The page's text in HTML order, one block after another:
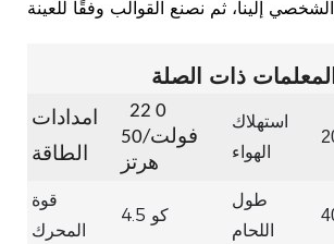
الشخصي إلينا، ثم نصنع القوالب وفقًا للعينة
المعلمات ذات الصلة
امدادات
الطاقة
22 0
فولت/50
هرتز
استهلاك
الهواء
قوة
المحرك
4.5 كو
طول
اللحام